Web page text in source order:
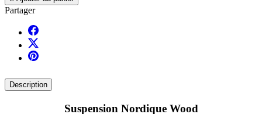
Partager
Description
Suspension Nordique Wood